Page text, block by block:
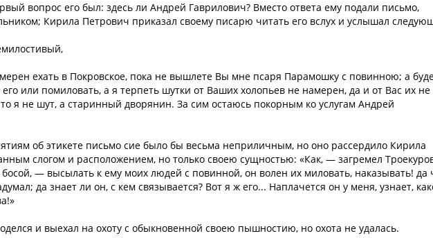
вопрос его был: здесь ли Андрей Гаврилович? Вместо ответа ему подали письмо,
Кирила Петрович приказал своему писарю читать его вслух и услышал
ехать в Покровское, пока не вышлете Вы мне псаря Парамошку с повинною; а
его или помиловать, а я терпеть шутки от Ваших холопьев не намерен, да и от Вас их не
я не шут, а старинный дворянин. За сим остаюсь покорным ко услугам Андрей
об этикете письмо сие было бы весьма неприличным, но оно рассердило Кирила
слогом и расположением, но только своею сущностью: «Как, — загремел
босой, — высылать к ему моих людей с повинной, он волен их миловать, наказывать! да
да знает ли он, с кем связывается? Вот я ж его... Наплачется он у меня, узнает,
и выехал на охоту с обыкновенной своею пышностию, но охота не удалась.